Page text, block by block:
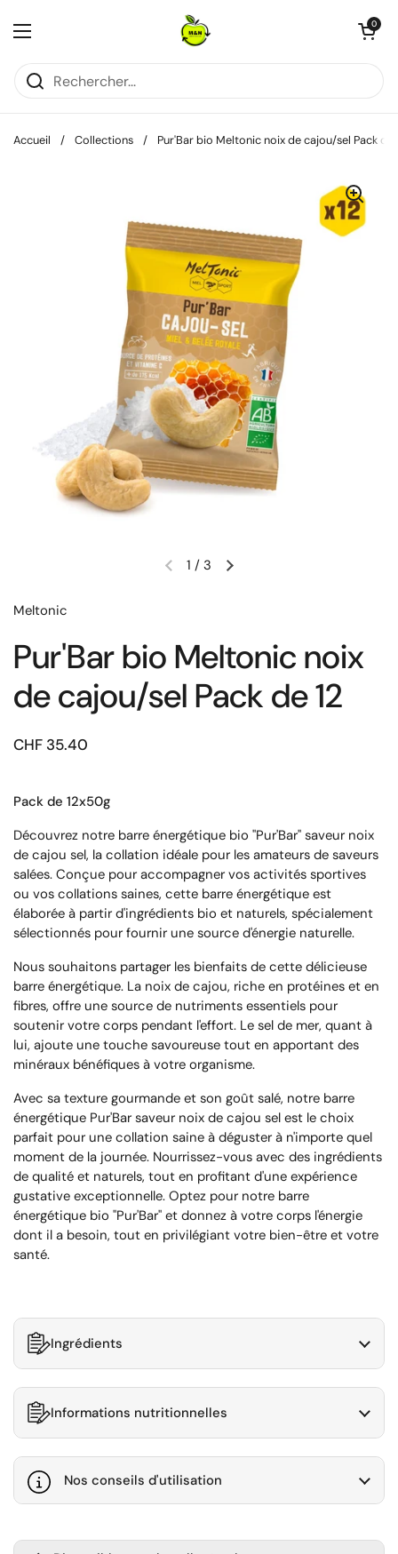
Ouvrir le menu
Ouvrir le
0
Accueil / Collections / Pur'Bar bio Meltonic noix de cajou/sel Pack de
1 / 3
Meltonic
Pur'Bar bio Meltonic noix
de cajou/sel Pack de 12
CHF 35.40
Pack de 12x50g
Découvrez notre barre énergétique bio "Pur'Bar" saveur noix
de cajou sel, la collation idéale pour les amateurs de saveurs
salées. Conçue pour accompagner vos activités sportives
ou vos collations saines, cette barre énergétique est
élaborée à partir d'ingrédients bio et naturels, spécialement
sélectionnés pour fournir une source d'énergie naturelle.
Nous souhaitons partager les bienfaits de cette délicieuse
barre énergétique. La noix de cajou, riche en protéines et en
fibres, offre une source de nutriments essentiels pour
soutenir votre corps pendant l'effort. Le sel de mer, quant à
lui, ajoute une touche savoureuse tout en apportant des
minéraux bénéfiques à votre organisme.
Avec sa texture gourmande et son goût salé, notre barre
énergétique Pur'Bar saveur noix de cajou sel est le choix
parfait pour une collation saine à déguster à n'importe quel
moment de la journée. Nourrissez-vous avec des ingrédients
de qualité et naturels, tout en profitant d'une expérience
gustative exceptionnelle. Optez pour notre barre
énergétique bio "Pur'Bar" et donnez à votre corps l'énergie
dont il a besoin, tout en privilégiant votre bien-être et votre
santé.
Ingrédients
Informations nutritionnelles
Nos conseils d'utilisation